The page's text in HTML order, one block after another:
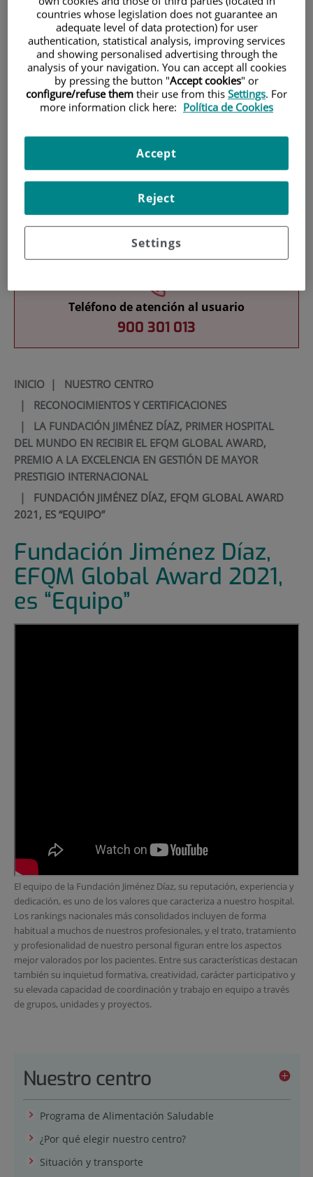
Investigación
Teléfono de atención al usuario
900 301 013
INICIO| NUESTRO CENTRO
| RECONOCIMIENTOS Y CERTIFICACIONES
| LA FUNDACIÓN JIMÉNEZ DÍAZ, PRIMER HOSPITAL
DEL MUNDO EN RECIBIR EL EFQM GLOBAL AWARD,
PREMIO A LA EXCELENCIA EN GESTIÓN DE MAYOR
PRESTIGIO INTERNACIONAL
| FUNDACIÓN JIMÉNEZ DÍAZ, EFQM GLOBAL AWARD
2021, ES “EQUIPO”
Fundación Jiménez Díaz,
EFQM Global Award 2021,
es “Equipo”
El equipo de la Fundación Jiménez Díaz, su reputación, experiencia y
dedicación, es uno de los valores que caracteriza a nuestro hospital.
Los rankings nacionales más consolidados incluyen de forma
habitual a muchos de nuestros profesionales, y el trato, tratamiento
y profesionalidad de nuestro personal figuran entre los aspectos
mejor valorados por los pacientes. Entre sus características destacan
también su inquietud formativa, creatividad, carácter participativo y
su elevada capacidad de coordinación y trabajo en equipo a través
de grupos, unidades y proyectos.
Nuestro centro
Programa de Alimentación Saludable
¿Por qué elegir nuestro centro?
Situación y transporte
countries whose legislation does not guarantee an
adequate level of data protection) for user
authentication, statistical analysis, improving services
and showing personalised advertising through the
analysis of your navigation. You can accept all cookies
by pressing the button "Accept cookies" or
configure/refuse them their use from this Settings. For
more information click here: Política de Cookies
Settings
Reject
Accept